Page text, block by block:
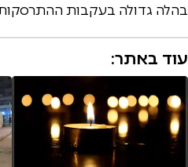
בהלה גדולה בעקבות
עוד באתר: